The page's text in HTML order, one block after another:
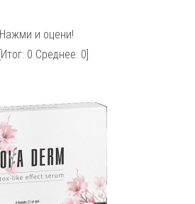
Нажми и оцени!
[Итог: 0 Среднее: 0